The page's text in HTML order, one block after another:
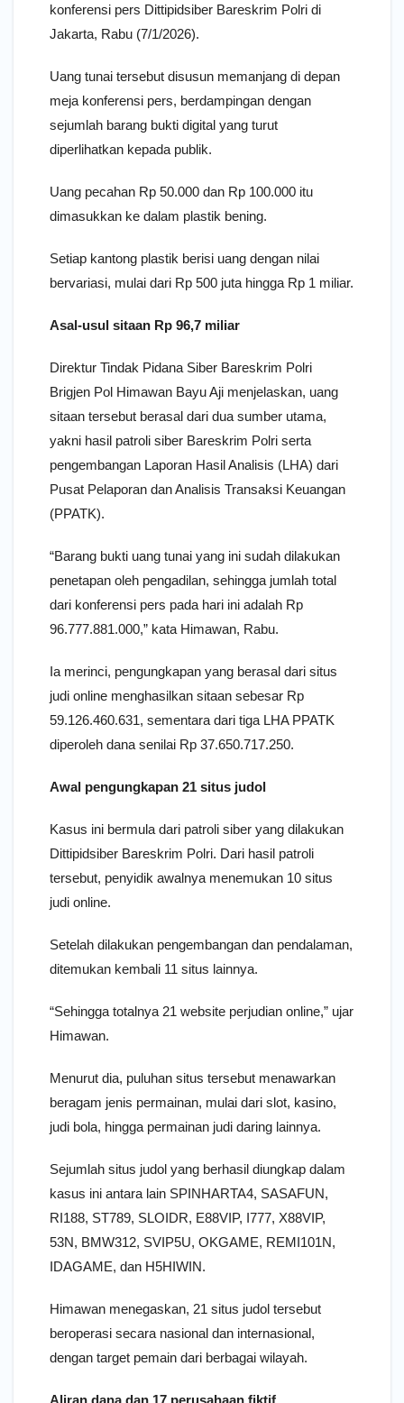
konferensi pers Dittipidsiber Bareskrim Polri di
Jakarta, Rabu (7/1/2026).
Uang tunai tersebut disusun memanjang di depan
meja konferensi pers, berdampingan dengan
sejumlah barang bukti digital yang turut
diperlihatkan kepada publik.
Uang pecahan Rp 50.000 dan Rp 100.000 itu
dimasukkan ke dalam plastik bening.
Setiap kantong plastik berisi uang dengan nilai
bervariasi, mulai dari Rp 500 juta hingga Rp 1 miliar.
Asal-usul sitaan Rp 96,7 miliar
Direktur Tindak Pidana Siber Bareskrim Polri
Brigjen Pol Himawan Bayu Aji menjelaskan, uang
sitaan tersebut berasal dari dua sumber utama,
yakni hasil patroli siber Bareskrim Polri serta
pengembangan Laporan Hasil Analisis (LHA) dari
Pusat Pelaporan dan Analisis Transaksi Keuangan
(PPATK).
“Barang bukti uang tunai yang ini sudah dilakukan
penetapan oleh pengadilan, sehingga jumlah total
dari konferensi pers pada hari ini adalah Rp
96.777.881.000,” kata Himawan, Rabu.
Ia merinci, pengungkapan yang berasal dari situs
judi online menghasilkan sitaan sebesar Rp
59.126.460.631, sementara dari tiga LHA PPATK
diperoleh dana senilai Rp 37.650.717.250.
Awal pengungkapan 21 situs judol
Kasus ini bermula dari patroli siber yang dilakukan
Dittipidsiber Bareskrim Polri. Dari hasil patroli
tersebut, penyidik awalnya menemukan 10 situs
judi online.
Setelah dilakukan pengembangan dan pendalaman,
ditemukan kembali 11 situs lainnya.
“Sehingga totalnya 21 website perjudian online,” ujar
Himawan.
Menurut dia, puluhan situs tersebut menawarkan
beragam jenis permainan, mulai dari slot, kasino,
judi bola, hingga permainan judi daring lainnya.
Sejumlah situs judol yang berhasil diungkap dalam
kasus ini antara lain SPINHARTA4, SASAFUN,
RI188, ST789, SLOIDR, E88VIP, I777, X88VIP,
53N, BMW312, SVIP5U, OKGAME, REMI101N,
IDAGAME, dan H5HIWIN.
Himawan menegaskan, 21 situs judol tersebut
beroperasi secara nasional dan internasional,
dengan target pemain dari berbagai wilayah.
Aliran dana dan 17 perusahaan fiktif